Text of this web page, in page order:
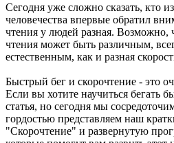
Сегодня уже сложно сказать, кто
человечества впервые обратил
чтения у людей разная.
чтения может быть различным,
естественным, как и разная
Быстрый бег и скорочтение - это
Если вы хотите научиться бегать
статья, но сегодня мы
гордостью представляем наш
"Скорочтение" и развернутую